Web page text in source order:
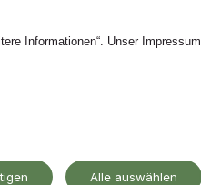
Informationen“. Unser Impressum
Alle auswählen